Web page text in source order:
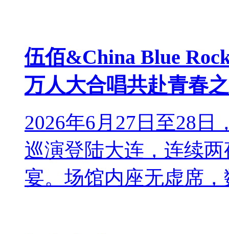
伍佰&China Blue
万人大合唱共赴青春
2026年6月27日至28日
巡演登陆大连，连续
宴。场馆内座无虚席，